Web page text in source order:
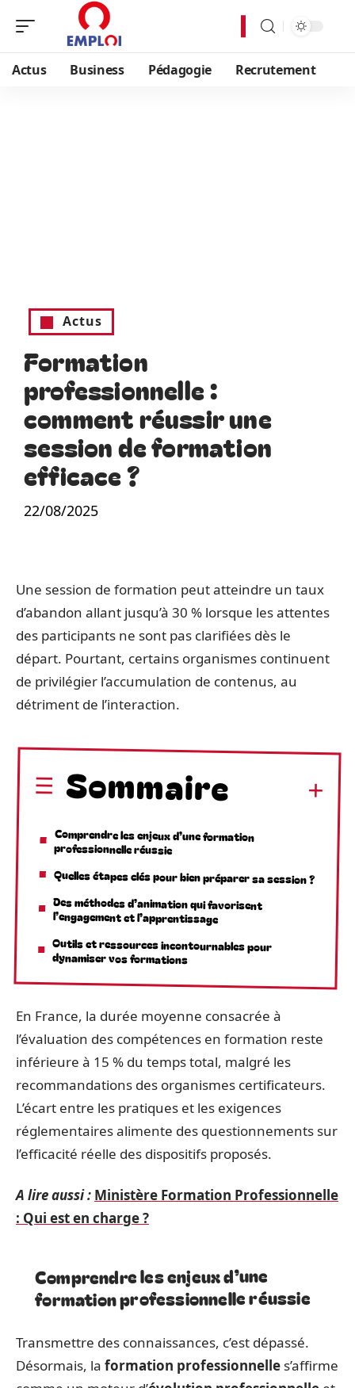
Actus Business Pédagogie Recrutement
Actus
Formation
professionnelle :
comment réussir une
session de formation
efficace ?
22/08/2025
Une session de formation peut atteindre un taux
d’abandon allant jusqu’à 30 % lorsque les attentes
des participants ne sont pas clarifiées dès le
départ. Pourtant, certains organismes continuent
de privilégier l’accumulation de contenus, au
détriment de l’interaction.
Sommaire
Comprendre les enjeux d’une formation
professionnelle réussie
Quelles étapes clés pour bien préparer sa session ?
Des méthodes d’animation qui favorisent
l’engagement et l’apprentissage
Outils et ressources incontournables pour
dynamiser vos formations
En France, la durée moyenne consacrée à
l’évaluation des compétences en formation reste
inférieure à 15 % du temps total, malgré les
recommandations des organismes certificateurs.
L’écart entre les pratiques et les exigences
réglementaires alimente des questionnements sur
l’efficacité réelle des dispositifs proposés.
A lire aussi : Ministère Formation Professionnelle
: Qui est en charge ?
Comprendre les enjeux d’une
formation professionnelle réussie
Transmettre des connaissances, c’est dépassé.
Désormais, la formation professionnelle s’affirme